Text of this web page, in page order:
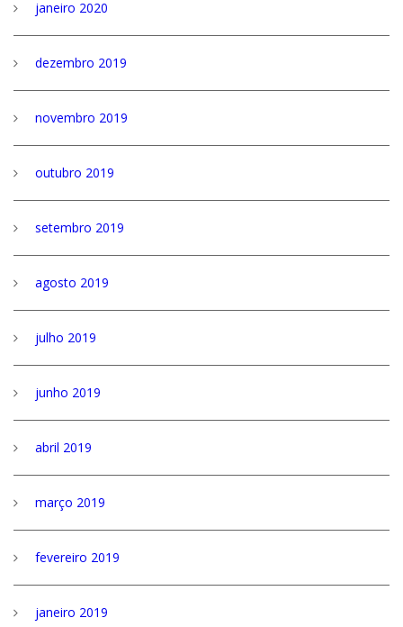
janeiro 2020
dezembro 2019
novembro 2019
outubro 2019
setembro 2019
agosto 2019
julho 2019
junho 2019
abril 2019
março 2019
fevereiro 2019
janeiro 2019